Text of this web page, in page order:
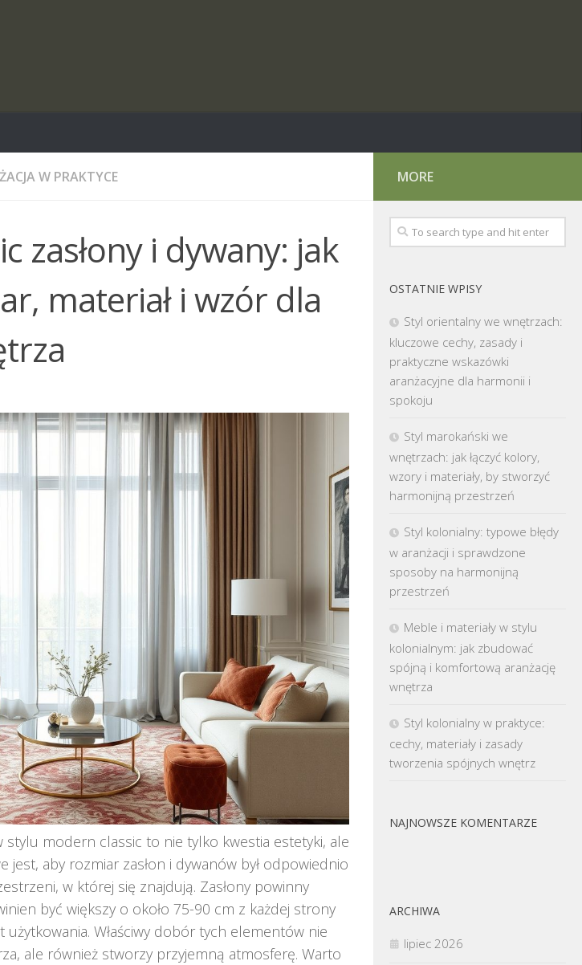
W PRAKTYCE
zasłony i dywany: jak
materiał i wzór dla
stylu modern classic to nie tylko kwestia estetyki, ale
jest, aby rozmiar zasłon i dywanów był odpowiednio
w której się znajdują. Zasłony powinny
być większy o około 75-90 cm z każdej strony
Właściwy dobór tych elementów nie
ale również stworzy przyjemną atmosferę. Warto
MORE
OSTATNIE WPISY
Styl orientalny we wnętrzach:
kluczowe cechy, zasady i
praktyczne wskazówki
aranżacyjne dla harmonii i
spokoju
Styl marokański we
wnętrzach: jak łączyć kolory,
wzory i materiały, by stworzyć
harmonijną przestrzeń
Styl kolonialny: typowe błędy
w aranżacji i sprawdzone
sposoby na harmonijną
przestrzeń
Meble i materiały w stylu
kolonialnym: jak zbudować
spójną i komfortową aranżację
wnętrza
Styl kolonialny w praktyce:
cechy, materiały i zasady
tworzenia spójnych wnętrz
NAJNOWSZE KOMENTARZE
ARCHIWA
lipiec 2026